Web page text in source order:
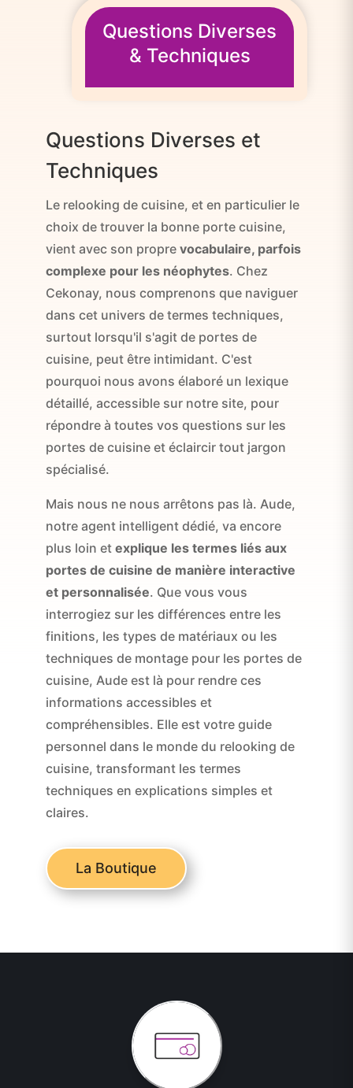
Questions Diverses
& Techniques
Questions Diverses et
Techniques
Le relooking de cuisine, et en particulier le
choix de trouver la bonne porte cuisine,
vient avec son proprevocabulaire, parfois
complexe pour les néophytes. Chez
Cekonay, nous comprenons que naviguer
dans cet univers de termes techniques,
surtout lorsqu'il s'agit de portes de
cuisine, peut être intimidant. C'est
pourquoi nous avons élaboré un lexique
détaillé, accessible sur notre site, pour
répondre à toutes vos questions sur les
portes de cuisine et éclaircir tout jargon
spécialisé.
Mais nous ne nous arrêtons pas là. Aude,
notre agent intelligent dédié, va encore
plus loin etexplique les termes liés aux
portes de cuisine de manière interactive
et personnalisée. Que vous vous
interrogiez sur les différences entre les
finitions, les types de matériaux ou les
techniques de montage pour les portes de
cuisine, Aude est là pour rendre ces
informations accessibles et
compréhensibles. Elle est votre guide
personnel dans le monde du relooking de
cuisine, transformant les termes
techniques en explications simples et
claires.
La Boutique